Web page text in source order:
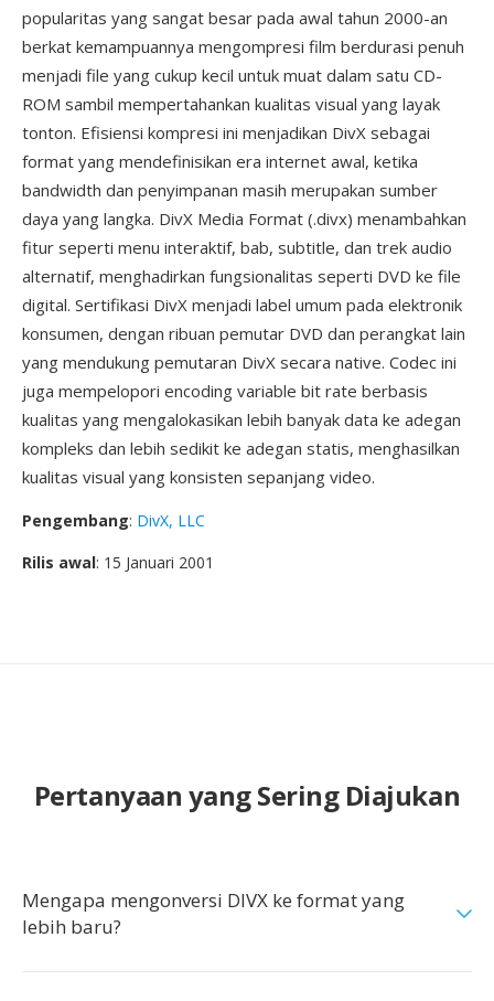
popularitas yang sangat besar pada awal tahun 2000-an
berkat kemampuannya mengompresi film berdurasi penuh
menjadi file yang cukup kecil untuk muat dalam satu CD-
ROM sambil mempertahankan kualitas visual yang layak
tonton. Efisiensi kompresi ini menjadikan DivX sebagai
format yang mendefinisikan era internet awal, ketika
bandwidth dan penyimpanan masih merupakan sumber
daya yang langka. DivX Media Format (.divx) menambahkan
fitur seperti menu interaktif, bab, subtitle, dan trek audio
alternatif, menghadirkan fungsionalitas seperti DVD ke file
digital. Sertifikasi DivX menjadi label umum pada elektronik
konsumen, dengan ribuan pemutar DVD dan perangkat lain
yang mendukung pemutaran DivX secara native. Codec ini
juga mempelopori encoding variable bit rate berbasis
kualitas yang mengalokasikan lebih banyak data ke adegan
kompleks dan lebih sedikit ke adegan statis, menghasilkan
kualitas visual yang konsisten sepanjang video.
Pengembang: DivX, LLC
Rilis awal: 15 Januari 2001
Pertanyaan yang Sering Diajukan
Mengapa mengonversi DIVX ke format yang
lebih baru?